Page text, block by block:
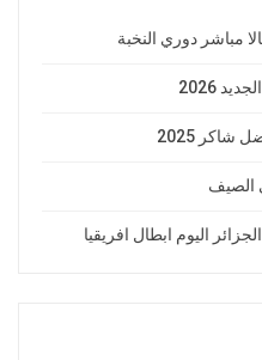
مباشر دوري النخبة
2026
2025
الصيف
اليوم ابطال افريقيا